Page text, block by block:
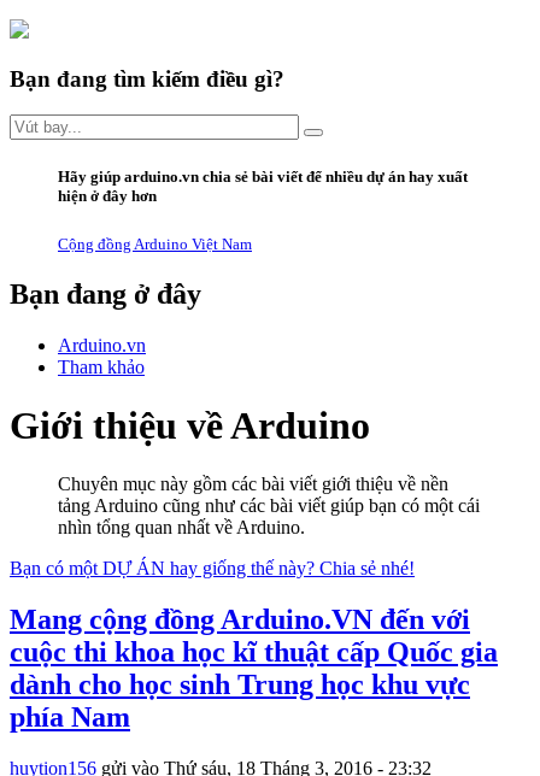
Bạn đang tìm kiếm điều gì?
Hãy giúp arduino.vn chia sẻ bài viết để nhiều dự án hay xuất
hiện ở đây hơn
Cộng đồng Arduino Việt Nam
Bạn đang ở đây
Arduino.vn
Tham khảo
Giới thiệu về Arduino
Chuyên mục này gồm các bài viết giới thiệu về nền
tảng Arduino cũng như các bài viết giúp bạn có một cái
nhìn tổng quan nhất về Arduino.
Bạn có một DỰ ÁN hay giống thế này? Chia sẻ nhé!
Mang cộng đồng Arduino.VN đến với
cuộc thi khoa học kĩ thuật cấp Quốc gia
dành cho học sinh Trung học khu vực
phía Nam
huytion156 gửi vào Thứ sáu, 18 Tháng 3, 2016 - 23:32